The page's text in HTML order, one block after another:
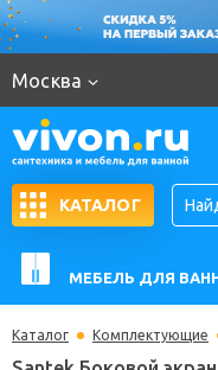
Москва
КАТАЛОГ
МЕБЕЛЬ ДЛЯ
Каталог Комплектующие